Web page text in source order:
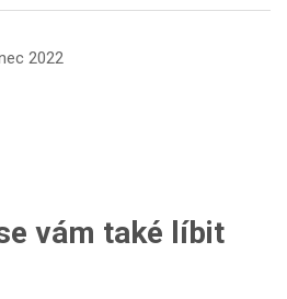
2022
vám také líbit